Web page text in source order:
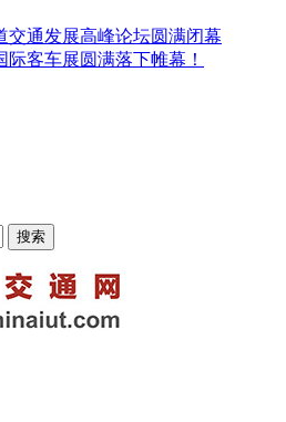
交通发展高峰论坛圆满闭幕
际客车展圆满落下帷幕！